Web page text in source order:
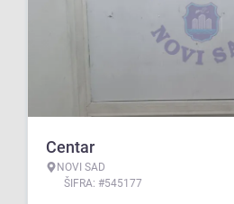
Centar
NOVI SAD
ŠIFRA: #545177